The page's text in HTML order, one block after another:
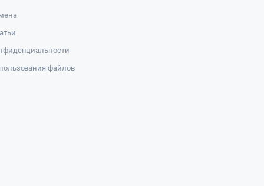
файлов